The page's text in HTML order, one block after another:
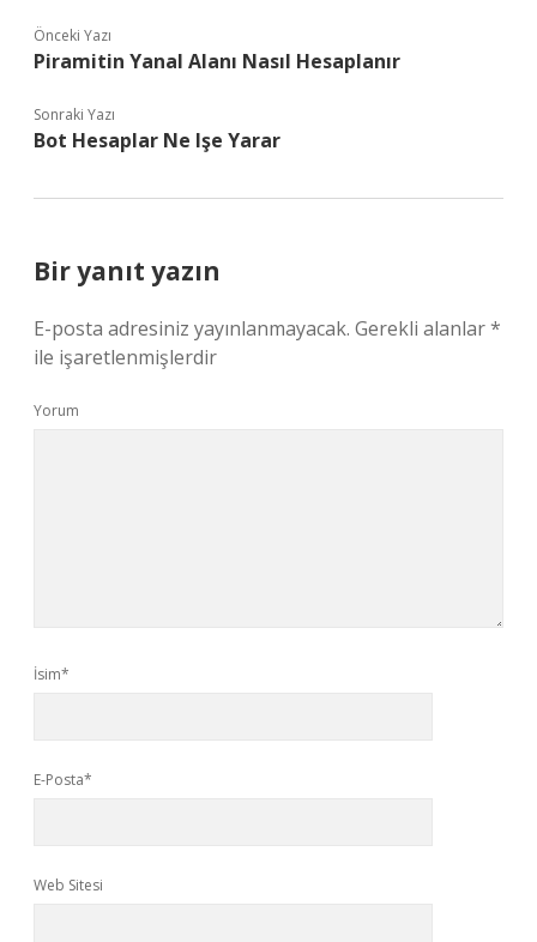
Önceki Yazı
Piramitin Yanal Alanı Nasıl Hesaplanır
Sonraki Yazı
Bot Hesaplar Ne Işe Yarar
Bir yanıt yazın
E-posta adresiniz yayınlanmayacak. Gerekli alanlar*
ile işaretlenmişlerdir
Yorum
İsim*
E-Posta*
Web Sitesi